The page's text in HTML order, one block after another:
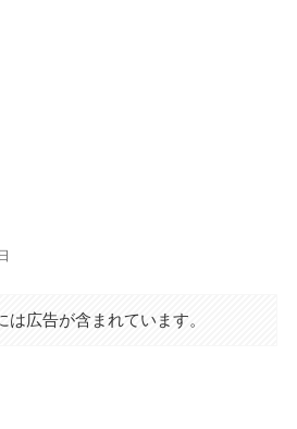
は広告が含まれています。